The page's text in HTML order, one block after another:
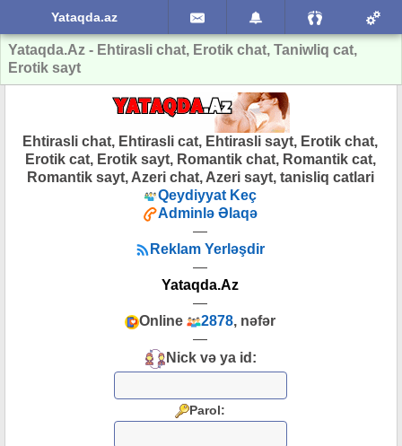
Yataqda.az
Yataqda.Az - Ehtirasli chat, Erotik chat, Taniwliq cat,
Erotik sayt
Ehtirasli chat, Ehtirasli cat, Ehtirasli sayt, Erotik chat,
Erotik cat, Erotik sayt, Romantik chat, Romantik cat,
Romantik sayt, Azeri chat, Azeri sayt, tanisliq catlari
Qeydiyyat Keç
Adminlə Əlaqə
—
Reklam Yerləşdir
—
Yataqda.Az
—
Online
2878, nəfər
—
Nick və ya id:
Parol: